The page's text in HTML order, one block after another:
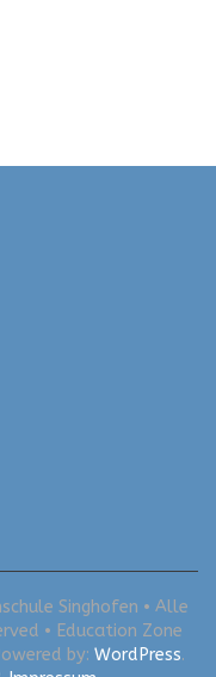
Singhofen • Alle
• Education Zone
by: WordPress.